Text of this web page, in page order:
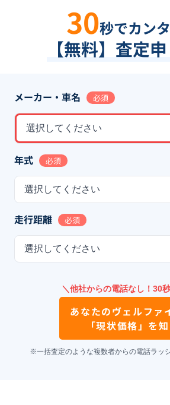
30秒でカン
【無料】査定
メーカー・車名 必須
選択してください
年式 必須
選択してください
走行距離 必須
選択してください
＼他社からの電話なし！30
あなたのヴェルファ
「現状価格」を
※一括査定のような複数者からの電話ラッ